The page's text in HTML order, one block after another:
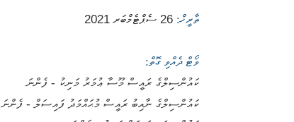
ތާރީޚް: 26 ސެޕްޓެމްބަރ 2021
ވޯޓް ދެއްވި ގޮތް:
ކައުންސިލްގެ ރައީސް މޫސާ ޢުމަރު މަނިކު - ފެންނަ
ކައުންސިލްގެ ނާއިބު ރައީސް މުޙައްމަދު ފައިސަލް - ފެންނަ